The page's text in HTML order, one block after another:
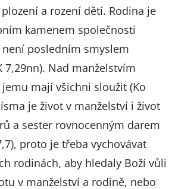
a rození dětí. Rodina je
kamenem společnosti
posledním smyslem
7,29nn). Nad manželstvím
mají všichni sloužit (Ko
je život v manželství i život
a sester rovnocenným darem
proto je třeba vychovávat
rodinách, aby hledaly Boží vůli
v manželství a rodině, nebo